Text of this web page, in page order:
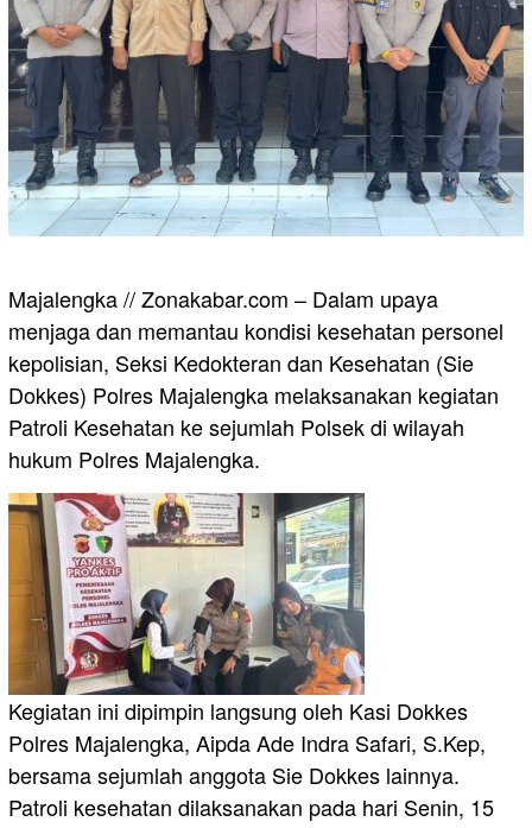
Majalengka // Zonakabar.com – Dalam upaya
menjaga dan memantau kondisi kesehatan personel
kepolisian, Seksi Kedokteran dan Kesehatan (Sie
Dokkes) Polres Majalengka melaksanakan kegiatan
Patroli Kesehatan ke sejumlah Polsek di wilayah
hukum Polres Majalengka.
Kegiatan ini dipimpin langsung oleh Kasi Dokkes
Polres Majalengka, Aipda Ade Indra Safari, S.Kep,
bersama sejumlah anggota Sie Dokkes lainnya.
Patroli kesehatan dilaksanakan pada hari Senin, 15